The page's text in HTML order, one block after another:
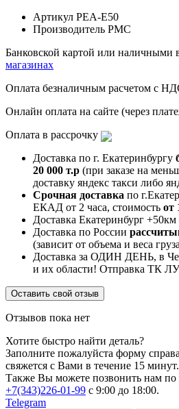
Артикул PEA-E50
Производитель PMC
Банковской картой или наличными
магазинах
Оплата безналичным расчетом с
Онлайн оплата на сайте (через
Оплата в рассрочку
Доставка по г. Екатеринбургу
20 000 т.р (при заказе на
доставку яндекс такси либо
Срочная доставка по
ЕКАД от 2 часа, стоимость от
Доставка Екатеринбург +50км
Доставка по России
(зависит от объема и веса
Доставка за ОДИН ДЕНЬ, в
и их области! Отправка ТК
Оставить свой отзыв
Отзывов пока нет
Хотите быстро найти деталь?
Заполните пожалуйста форму
свяжется с Вами в течение 15 минут.
Также Вы можете позвонить нам по
+7(343)226-01-99 с 9:00 до 18:00.
Telegram